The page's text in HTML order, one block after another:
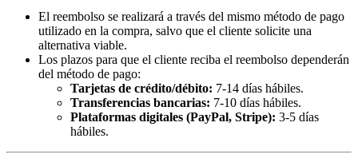
El reembolso se realizará a través del mismo método de pago
utilizado en la compra, salvo que el cliente solicite una
alternativa viable.
Los plazos para que el cliente reciba el reembolso dependerán
del método de pago:
Tarjetas de crédito/débito: 7-14 días hábiles.
Transferencias bancarias: 7-10 días hábiles.
Plataformas digitales (PayPal, Stripe): 3-5 días
hábiles.